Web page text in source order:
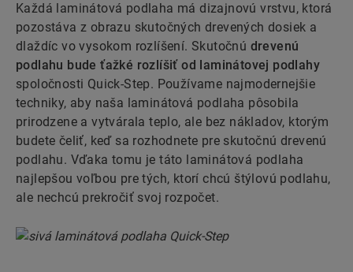
Každá laminátová podlaha má dizajnovú vrstvu, ktorá
pozostáva z obrazu skutočných drevených dosiek a
dlaždíc vo vysokom rozlíšení. Skutočnú drevenú
podlahu bude ťažké rozlíšiť od laminátovej podlahy
spoločnosti Quick-Step. Používame najmodernejšie
techniky, aby naša laminátová podlaha pôsobila
prirodzene a vytvárala teplo, ale bez nákladov, ktorým
budete čeliť, keď sa rozhodnete pre skutočnú drevenú
podlahu. Vďaka tomu je táto laminátová podlaha
najlepšou voľbou pre tých, ktorí chcú štýlovú podlahu,
ale nechcú prekročiť svoj rozpočet.